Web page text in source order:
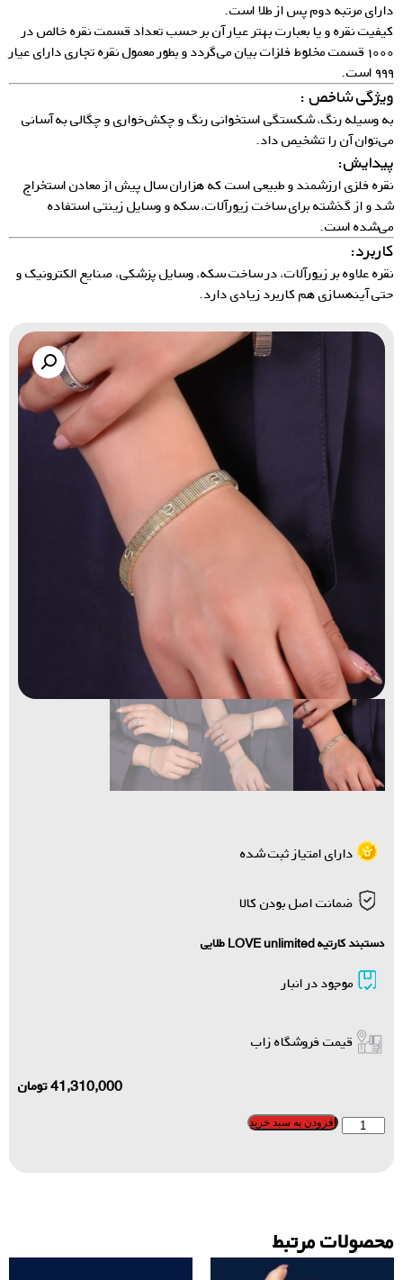
دارای مرتبه دوم پس از طلا است.
کیفیت نقره و یا بعبارت بهتر عیار آن بر حسب تعداد قسمت نقره خالص در
۱۰۰۰ قسمت مخلوط فلزات بیان می‌گردد و بطور معمول نقره تجاری دارای عیار
۹۹۹ است.
ویژگی شاخص :
به وسیله رنگ، شکستگی استخوانی رنگ و چکش‌خواری و چگالی به آسانی
می‌توان آن را تشخیص داد.
پیدایش:
نقره فلزی ارزشمند و طبیعی است که هزاران سال پیش از معادن استخراج
شد و از گذشته برای ساخت زیورآلات، سکه و وسایل زینتی استفاده
می‌شده است.
کاربرد:
نقره علاوه بر زیورآلات، در ساخت سکه، وسایل پزشکی، صنایع الکترونیک و
حتی آینه‌سازی هم کاربرد زیادی دارد.
دارای امتیاز ثبت شده
ضمانت اصل بودن کالا
دستبند کارتیه LOVE unlimited طلایی
موجود در انبار
قیمت فروشگاه زاب
41,310,000تومان
افزودن به سبد خرید
محصولات مرتبط